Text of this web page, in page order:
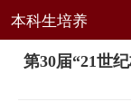
本科生培养
第30届“21世